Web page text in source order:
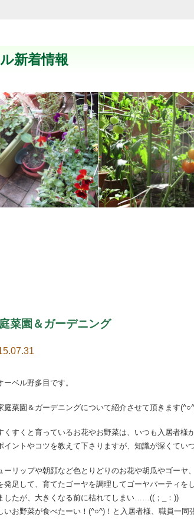
新着情報
菜園＆ガーデニング
ベル野多目です。
庭菜園＆ガーデニングについて紹介させて頂きます
くすくと育っているお花やお野菜は、いつも入居者様
イントやコツを教えて下さりますが、知識が深くてい
ーリップや朝顔など色とりどりのお花や胡瓜やゴー
発足して、育てたゴーヤを調理してゴーヤパーティを
したが、大きくなる前に枯れてしまい……((；_：))
いお野菜が食べたーい！(^○^)！と入居者様、職員一同